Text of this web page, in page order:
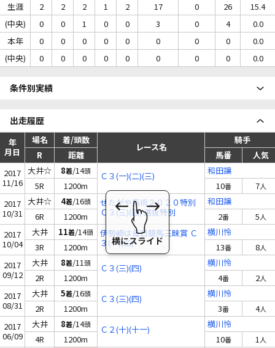
生涯
2 2 2 1 2 17 0 26
15.4
(中央)
0 0 1 0 0 3 0 4
0.0
本年
0 0 0 0 0 0 0 0
0.0
(中央)
0 0 0 0 0 0 0 0 0.0
条件別実績
出走履歴
年
月日
場名 着/頭数
レース名
騎手
R
距離 馬番
人気
2017
11/16
大井☆ 8着/14頭 Ｃ３(一)(二)(三)
和田譲
5R
1200m 10番 7人
2017
10/31
大井☆ 4着/16頭
せたがや馬術２０２０特別
Ｃ３(三)(四) 選抜特別
和田譲
6R
1200m 2番 5人
2017
10/04
大井 11着/14頭
伊勢崎は毎日競馬三昧賞 Ｃ
３(一)(二)
横川怜
3R
1200m 13番 8人
2017
09/12
大井 8着/11頭 Ｃ３(三)(四)
横川怜
2R
1200m 4番 2人
2017
08/31
大井 5着/16頭 Ｃ３(三)(四)
横川怜
2R
1200m 3番 4人
2017
06/09
大井 8着/14頭 Ｃ２(十)(十一)
横川怜
4R
1200m 10番 1人